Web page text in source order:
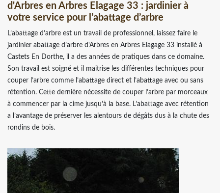
d'Arbres en Arbres Elagage 33 : jardinier à
votre service pour l’abattage d’arbre
L’abattage d’arbre est un travail de professionnel, laissez faire le
jardinier abattage d’arbre d'Arbres en Arbres Elagage 33 installé à
Castets En Dorthe, il a des années de pratiques dans ce domaine.
Son travail est soigné et il maitrise les différentes techniques pour
couper l’arbre comme l’abattage direct et l’abattage avec ou sans
rétention. Cette dernière nécessite de couper l’arbre par morceaux
à commencer par la cime jusqu’à la base. L’abattage avec rétention
a l’avantage de préserver les alentours de dégâts dus à la chute des
rondins de bois.